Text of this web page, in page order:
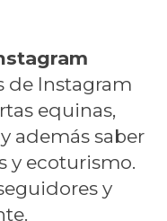
de Instagram
equinas,
además saber
y ecoturismo.
y